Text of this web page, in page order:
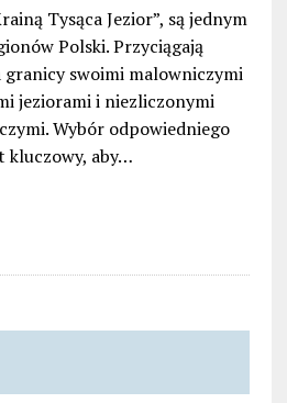
Tysąca Jezior”, są jednym
Polski. Przyciągają
swoimi malowniczymi
jeziorami i niezliczonymi
Wybór odpowiedniego
kluczowy, aby…